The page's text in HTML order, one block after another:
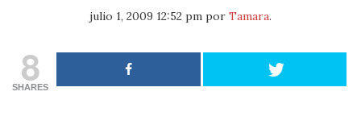
julio 1, 2009 12:52 pm por Tamara.
8
SHARES